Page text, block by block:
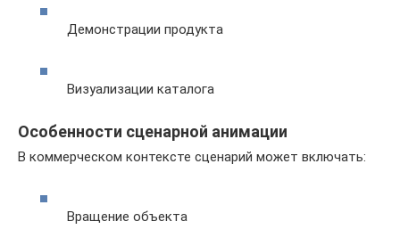
Демонстрации продукта
Визуализации каталога
Особенности сценарной анимации
В коммерческом контексте сценарий может включать:
Вращение объекта